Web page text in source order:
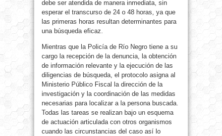
debe ser atendida de manera inmediata, sin
esperar el transcurso de 24 o 48 horas, ya que
las primeras horas resultan determinantes para
una búsqueda eficaz.
Mientras que la Policía de Río Negro tiene a su
cargo la recepción de la denuncia, la obtención
de información relevante y la ejecución de las
diligencias de búsqueda, el protocolo asigna al
Ministerio Público Fiscal la dirección de la
investigación y la coordinación de las medidas
necesarias para localizar a la persona buscada.
Todas las tareas se realizan bajo un esquema
de actuación articulada con otros organismos
cuando las circunstancias del caso así lo